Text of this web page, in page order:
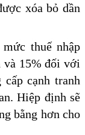
xóa bỏ dần
thuế nhập
và 15% đối với
cạnh tranh
Hiệp định sẽ
bằng hơn cho